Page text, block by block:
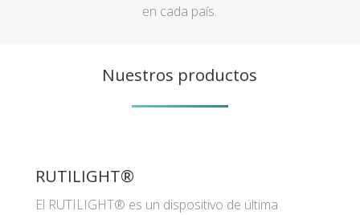
en cada país.
Nuestros productos
RUTILIGHT®
El RUTILIGHT® es un dispositivo de última